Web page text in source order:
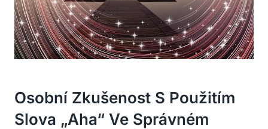
Osobní Zkušenost S Použitím
Slova „Aha“ Ve Správném